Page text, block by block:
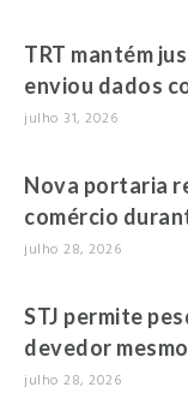
TRT mantém
enviou dados
julho 31, 2026
Nova portaria
comércio
julho 28, 2026
STJ permite
devedor
julho 28, 2026